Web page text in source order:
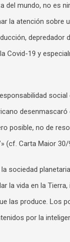
del mundo, no es
la atención sobre
depredador
Covid-19 y
posible, no de
(cf. Carta Maior 30/
sociedad
la vida en la
las produce. Los
por la